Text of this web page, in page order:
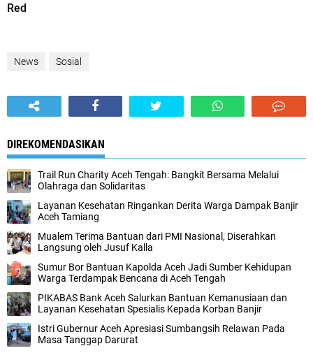
Red
News Sosial
DIREKOMENDASIKAN
Trail Run Charity Aceh Tengah: Bangkit Bersama Melalui
Olahraga dan Solidaritas
Layanan Kesehatan Ringankan Derita Warga Dampak Banjir
Aceh Tamiang
Mualem Terima Bantuan dari PMI Nasional, Diserahkan
Langsung oleh Jusuf Kalla
Sumur Bor Bantuan Kapolda Aceh Jadi Sumber Kehidupan
Warga Terdampak Bencana di Aceh Tengah
PIKABAS Bank Aceh Salurkan Bantuan Kemanusiaan dan
Layanan Kesehatan Spesialis Kepada Korban Banjir
Istri Gubernur Aceh Apresiasi Sumbangsih Relawan Pada
Masa Tanggap Darurat